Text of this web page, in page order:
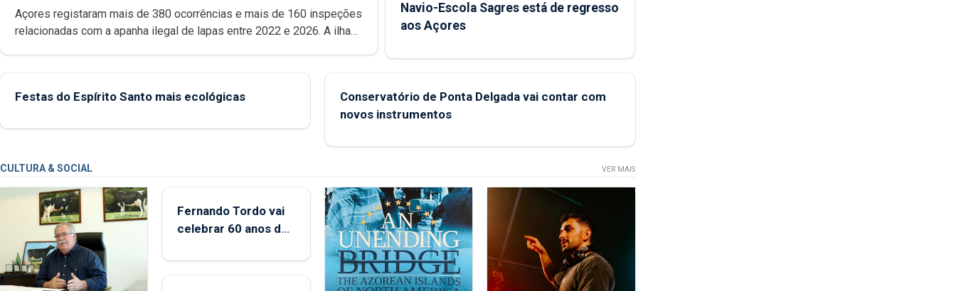
Açores registaram mais de 380 ocorrências e mais de 160 inspeções
relacionadas com a apanha ilegal de lapas entre 2022 e 2026. A ilha
Navio-Escola Sagres está de regresso
aos Açores
Festas do Espírito Santo mais ecológicas
Conservatório de Ponta Delgada vai contar com
novos instrumentos
CULTURA & SOCIAL VER MAIS
Fernando Tordo vai
celebrar 60 anos de
Micaelense